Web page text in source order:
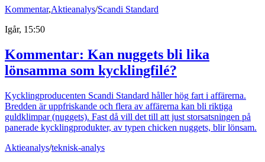
Kommentar,Aktieanalys/Scandi Standard
Igår, 15:50
Kommentar: Kan nuggets bli lika
lönsamma som kycklingfilé?
Kycklingproducenten Scandi Standard håller hög fart i affärerna.
Bredden är uppfriskande och flera av affärerna kan bli riktiga
guldklimpar (nuggets). Fast då vill det till att just storsatsningen på
panerade kycklingprodukter, av typen chicken nuggets, blir lönsam.
Aktieanalys/teknisk-analys